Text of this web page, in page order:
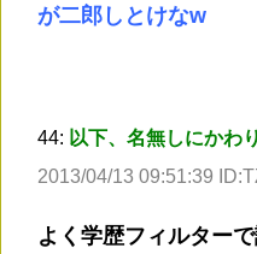
が二郎しとけなw
44: 以下、名無しにかわ
2013/04/13 09:51:39
よく学歴フィルター